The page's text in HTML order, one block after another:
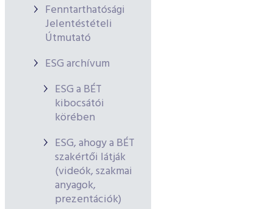
Fenntarthatósági
Jelentéstételi
Útmutató
ESG archívum
ESG a BÉT
kibocsátói
körében
ESG, ahogy a BÉT
szakértői látják
(videók, szakmai
anyagok,
prezentációk)